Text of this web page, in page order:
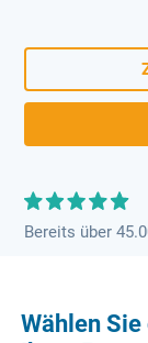
Bereits über
Wählen